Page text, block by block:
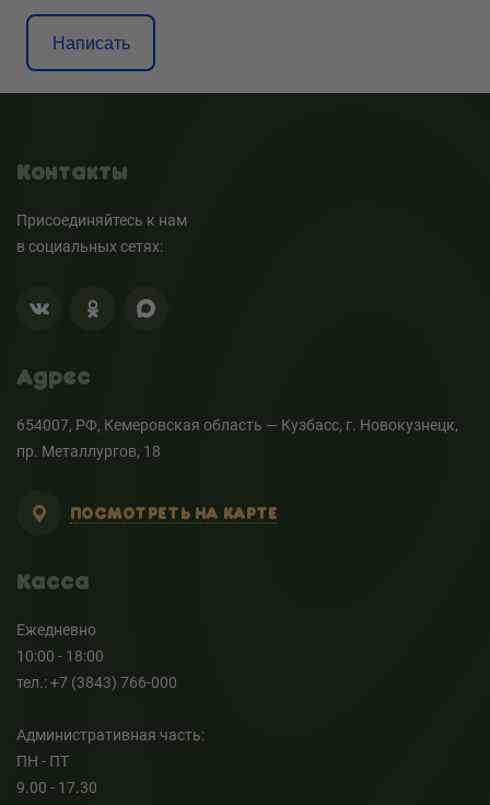
Написать
Контакты
Присоединяйтесь к нам
в социальных сетях:
Адрес
654007, РФ, Кемеровская область — Кузбасс, г. Новокузнецк,
пр. Металлургов, 18
ПОСМОТРЕТЬ НА КАРТЕ
Касса
Ежедневно
10:00 - 18:00
тел.: +7 (3843) 766-000
Административная часть:
ПН - ПТ
9.00 - 17.30